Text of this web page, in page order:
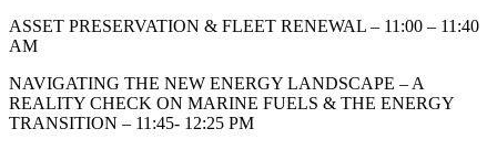
ASSET PRESERVATION & FLEET RENEWAL – 11:00 – 11:40
AM
NAVIGATING THE NEW ENERGY LANDSCAPE – A
REALITY CHECK ON MARINE FUELS & THE ENERGY
TRANSITION – 11:45- 12:25 PM